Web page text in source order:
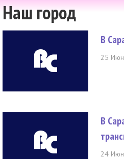
Наш город
В
25
В
24